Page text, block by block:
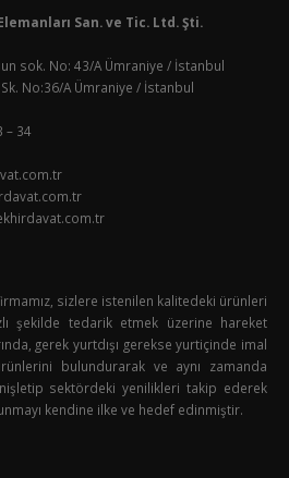
San. ve Tic. Ltd. Şti.
sok. No: 43/A Ümraniye / İstanbul
No:36/A Ümraniye / İstanbul
– 34
sizlere istenilen kalitedeki ürünleri
şekilde tedarik etmek üzerine hareket
gerek yurtdışı gerekse yurtiçinde imal
bulundurarak ve aynı zamanda
sektördeki yenilikleri takip ederek
kendine ilke ve hedef edinmiştir.